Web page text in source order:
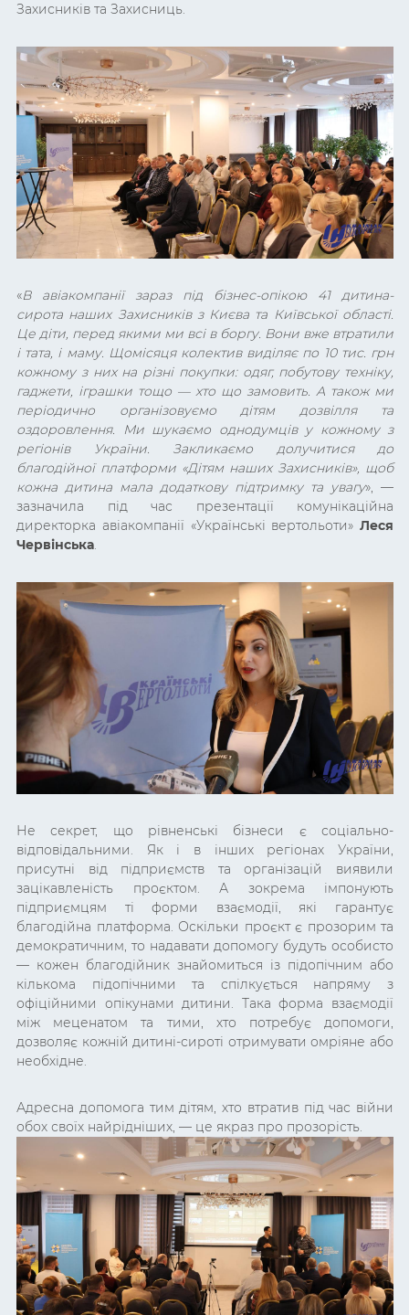
Захисників та Захисниць.
«В авіакомпанії зараз під бізнес-опікою 41 дитина-
сирота наших Захисників з Києва та Київської області.
Це діти, перед якими ми всі в боргу. Вони вже втратили
і тата, і маму. Щомісяця колектив виділяє по 10 тис. грн
кожному з них на різні покупки: одяг, побутову техніку,
гаджети, іграшки тощо — хто що замовить. А також ми
періодично організовуємо дітям дозвілля та
оздоровлення. Ми шукаємо однодумців у кожному з
регіонів України. Закликаємо долучитися до
благодійної платформи «Дітям наших Захисників», щоб
кожна дитина мала додаткову підтримку та увагу», —
зазначила під час презентації комунікаційна
директорка авіакомпанії «Українські вертольоти» Леся
Червінська.
Не секрет, що рівненські бізнеси є соціально-
відповідальними. Як і в інших регіонах України,
присутні від підприємств та організацій виявили
зацікавленість проєктом. А зокрема імпонують
підприємцям ті форми взаємодії, які гарантує
благодійна платформа. Оскільки проєкт є прозорим та
демократичним, то надавати допомогу будуть особисто
— кожен благодійник знайомиться із підопічним або
кількома підопічними та спілкується напряму з
офіційними опікунами дитини. Така форма взаємодії
між меценатом та тими, хто потребує допомоги,
дозволяє кожній дитині-сироті отримувати омріяне або
необхідне.
Адресна допомога тим дітям, хто втратив під час війни
обох своїх найрідніших, — це якраз про прозорість.